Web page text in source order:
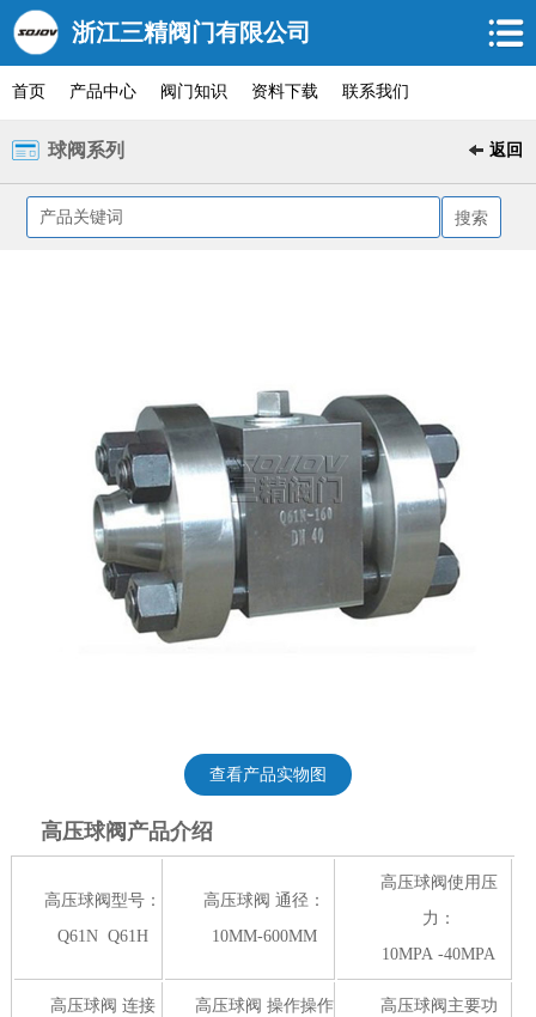
浙江三精阀门有限公司
首页 产品中心 阀门知识 资料下载 联系我们
球阀系列 返回
查看产品实物图
高压球阀产品介绍
高压球阀型号：
Q61N Q61H
高压球阀 通径：
10MM-600MM
高压球阀使用压
力：
10MPA -40MPA
高压球阀 连接
高压球阀 操作操作
高压球阀主要功